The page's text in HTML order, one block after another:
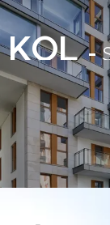
KOL -
s.r.o.